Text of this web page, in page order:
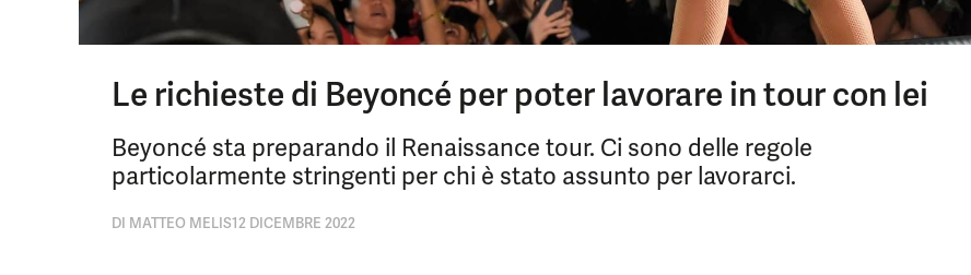
Le richieste di Beyoncé per poter lavorare in tour con lei
Beyoncé sta preparando il Renaissance tour. Ci sono delle regole
particolarmente stringenti per chi è stato assunto per lavorarci.
DI MATTEO MELIS12 DICEMBRE 2022